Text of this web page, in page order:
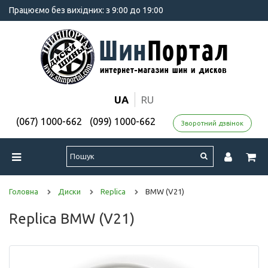
Працюємо без вихідних: з 9:00 до 19:00
UA RU
(067) 1000-662 (099) 1000-662 Зворотний дзвінок
Головна Диски Replica BMW (V21)
Replica BMW (V21)